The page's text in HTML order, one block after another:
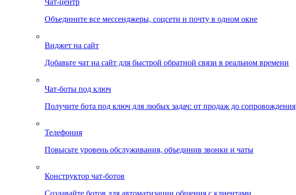
Чат-центр
Объедините все мессенджеры, соцсети и почту в одном окне
Виджет на сайт
Добавьте чат на сайт для быстрой обратной связи в реальном времени
Чат-боты под ключ
Получите бота под ключ для любых задач: от продаж до сопровождения
Телефония
Повысьте уровень обслуживания, объединив звонки и чаты
Конструктор чат-ботов
Создавайте ботов для автоматизации общения с клиентами